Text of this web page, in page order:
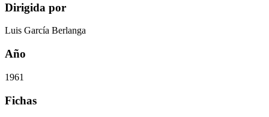
Dirigida por
Luis García Berlanga
Año
1961
Fichas